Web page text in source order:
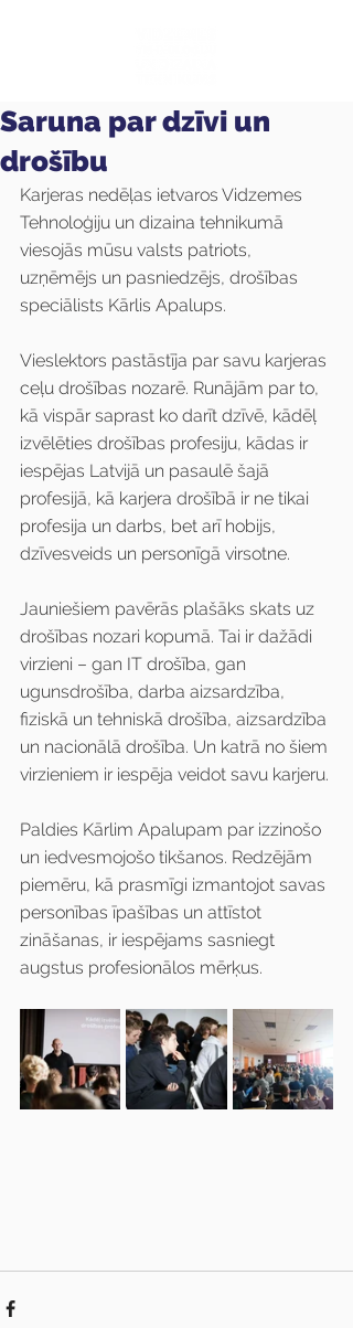
Saruna par dzīvi un
drošību
Karjeras nedēļas ietvaros Vidzemes
Tehnoloģiju un dizaina tehnikumā
viesojās mūsu valsts patriots,
uzņēmējs un pasniedzējs, drošības
speciālists Kārlis Apalups.
Vieslektors pastāstīja par savu karjeras
ceļu drošības nozarē. Runājām par to,
kā vispār saprast ko darīt dzīvē, kādēļ
izvēlēties drošības profesiju, kādas ir
iespējas Latvijā un pasaulē šajā
profesijā, kā karjera drošībā ir ne tikai
profesija un darbs, bet arī hobijs,
dzīvesveids un personīgā virsotne.
Jauniešiem pavērās plašāks skats uz
drošības nozari kopumā. Tai ir dažādi
virzieni – gan IT drošība, gan
ugunsdrošība, darba aizsardzība,
fiziskā un tehniskā drošība, aizsardzība
un nacionālā drošība. Un katrā no šiem
virzieniem ir iespēja veidot savu karjeru.
Paldies Kārlim Apalupam par izzinošo
un iedvesmojošo tikšanos. Redzējām
piemēru, kā prasmīgi izmantojot savas
personības īpašības un attīstot
zināšanas, ir iespējams sasniegt
augstus profesionālos mērķus.